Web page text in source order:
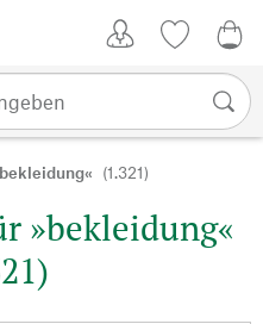
(1.321)
»bekleidung«